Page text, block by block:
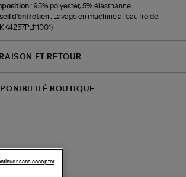
: 95% polyester, 5% élasthanne.
d'entretien :
Lavage en machine à l'eau froide.
ET RETOUR
BOUTIQUE
sans accepter